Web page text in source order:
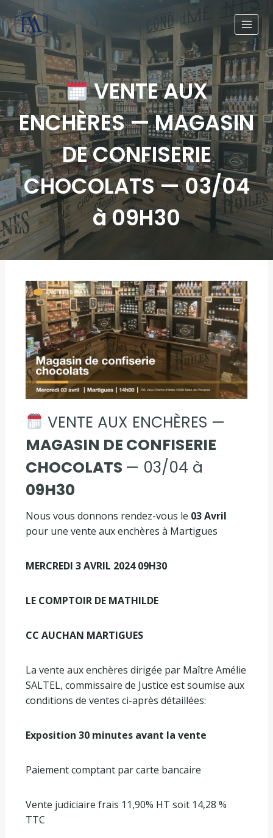
VENTE AUX
ENCHÈRES — MAGASIN
DE CONFISERIE
CHOCOLATS — 03/04
à 09H30
VENTE AUX ENCHÈRES —
MAGASIN DE CONFISERIE
CHOCOLATS — 03/04 à
09H30
Nous vous donnons rendez-vous le 03 Avril
pour une vente aux enchères à Martigues
MERCREDI 3 AVRIL 2024 09H30
LE COMPTOIR DE MATHILDE
CC AUCHAN MARTIGUES
La vente aux enchères dirigée par Maître Amélie
SALTEL, commissaire de Justice est soumise aux
conditions de ventes ci-après détaillées:
Exposition 30 minutes avant la vente
Paiement comptant par carte bancaire
Vente judiciaire frais 11,90% HT soit 14,28 %
TTC